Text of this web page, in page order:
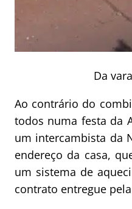
Da
Ao contrário do
todos numa festa da
um intercambista da
endereço da casa,
um sistema de
contrato entregue